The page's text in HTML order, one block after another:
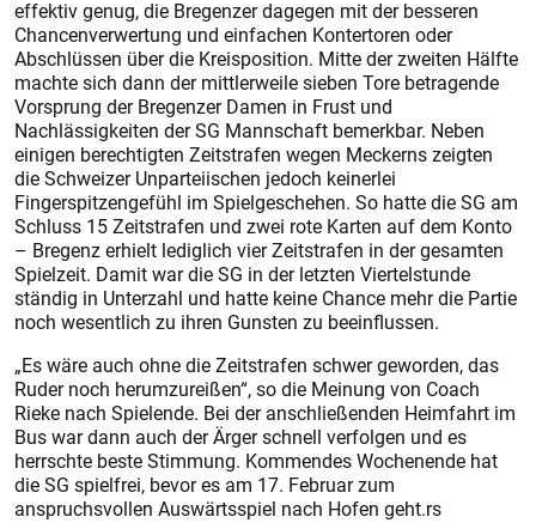
effektiv genug, die Bregenzer dagegen mit der besseren
Chancenverwertung und einfachen Kontertoren oder
Abschlüssen über die Kreisposition. Mitte der zweiten Hälfte
machte sich dann der mittlerweile sieben Tore betragende
Vorsprung der Bregenzer Damen in Frust und
Nachlässigkeiten der SG Mannschaft bemerkbar. Neben
einigen berechtigten Zeitstrafen wegen Meckerns zeigten
die Schweizer Unparteiischen jedoch keinerlei
Fingerspitzengefühl im Spielgeschehen. So hatte die SG am
Schluss 15 Zeitstrafen und zwei rote Karten auf dem Konto
– Bregenz erhielt lediglich vier Zeitstrafen in der gesamten
Spielzeit. Damit war die SG in der letzten Viertelstunde
ständig in Unterzahl und hatte keine Chance mehr die Partie
noch wesentlich zu ihren Gunsten zu beeinflussen.
„Es wäre auch ohne die Zeitstrafen schwer geworden, das
Ruder noch herumzureißen“, so die Meinung von Coach
Rieke nach Spielende. Bei der anschließenden Heimfahrt im
Bus war dann auch der Ärger schnell verfolgen und es
herrschte beste Stimmung. Kommendes Wochenende hat
die SG spielfrei, bevor es am 17. Februar zum
anspruchsvollen Auswärtsspiel nach Hofen geht.rs